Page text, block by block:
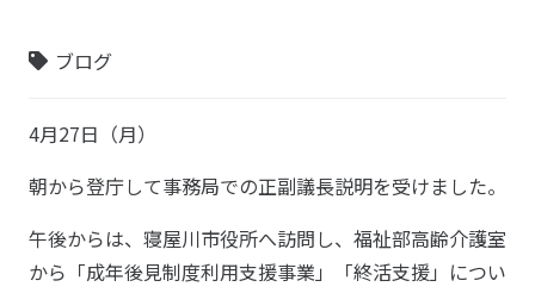
ブログ
4月27日（月）
朝から登庁して事務局での正副議長説明を受けました。
午後からは、寝屋川市役所へ訪問し、福祉部高齢介護室
から「成年後見制度利用支援事業」「終活支援」につい